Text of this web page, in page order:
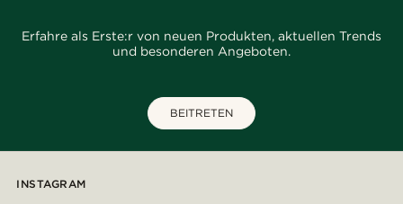
Erfahre als Erste:r von neuen Produkten, aktuellen Trends
und besonderen Angeboten.
BEITRETEN
INSTAGRAM